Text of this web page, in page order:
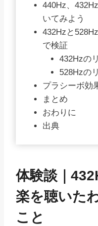
440Hz、
いてみよう
432Hzと
で検証
432Hzの
528Hzの
プラシーボ効
まとめ
おわりに
出典
体験談｜
楽を聴いた
こと